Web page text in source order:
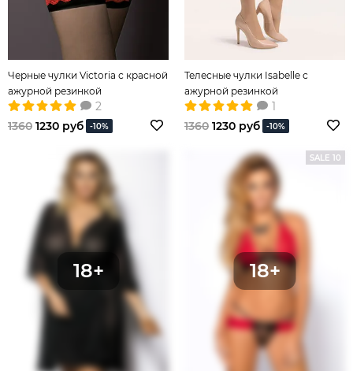
Черные чулки Victoria с красной
ажурной резинкой
2
1360 1230 руб -10%
Телесные чулки Isabelle с
ажурной резинкой
1
1360 1230 руб -10%
SALE 10